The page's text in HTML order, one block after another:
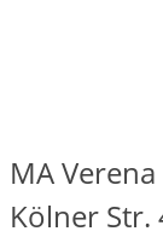
MA
Kölner Str.